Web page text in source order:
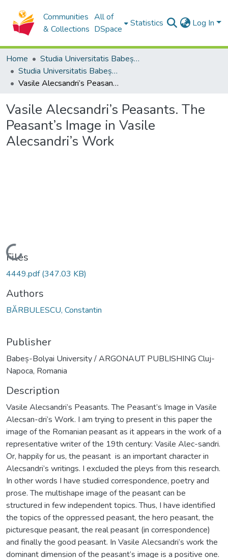
Communities
& Collections
All of
DSpace
Statistics Log In
Home
Studia Universitatis Babeș-Bolyai Collection
Studia Universitatis Babeș-Bolyai Historia
Vasile Alecsandri’s Peasants. The Peasant’s Image in Vasile Alecsandri’s Work
Vasile Alecsandri’s Peasants. The
Peasant’s Image in Vasile
Alecsandri’s Work
Loading...
Files
4449.pdf(347.03 KB)
Authors
BĂRBULESCU, Constantin
Publisher
Babeș-Bolyai University / ARGONAUT PUBLISHING Cluj-
Napoca, Romania
Description
Vasile Alecsandri’s Peasants. The Peasant’s Image in Vasile
Alecsan-dri’s Work. I am trying to present in this paper the
image of the Romanian peasant as it appears in the work of a
representative writer of the 19th century: Vasile Alec-sandri.
Or, happily for us, the peasant is an important character in
Alecsandri’s writings. I excluded the pleys from this research.
In other words I have studied correspondence, poetry and
prose. The multishape image of the peasant can be
structured in few independent topics. Thus, I have identified
the topics of the oppressed peasant, the hero peasant, the
picturesque peasant, the real peasant (in correspondence)
and finally the good peasant. In Vasile Alecsandri’s work the
dominant dimension of the peasant’s image is a positive one.